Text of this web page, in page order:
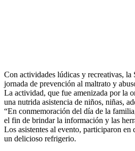
Con actividades lúdicas y recreativas,
jornada de prevención al maltrato y
La actividad, que fue amenizada por la
una nutrida asistencia de niños, niñas,
“En conmemoración del día de la
el fin de brindar la información y las
Los asistentes al evento, participaron
un delicioso refrigerio.